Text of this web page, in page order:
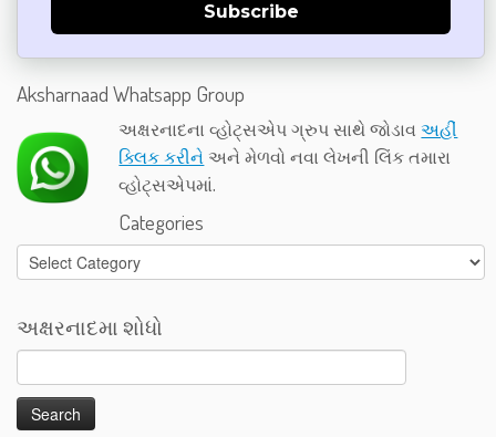
Subscribe
Aksharnaad Whatsapp Group
અક્ષરનાદના વ્હોટ્સએપ ગ્રુપ સાથે જોડાવઅહીં
ક્લિક કરીને અને મેળવો નવા લેખની લિંક તમારા
વ્હોટ્સએપમાં.
Categories
Categories
અક્ષરનાદમા શોધો